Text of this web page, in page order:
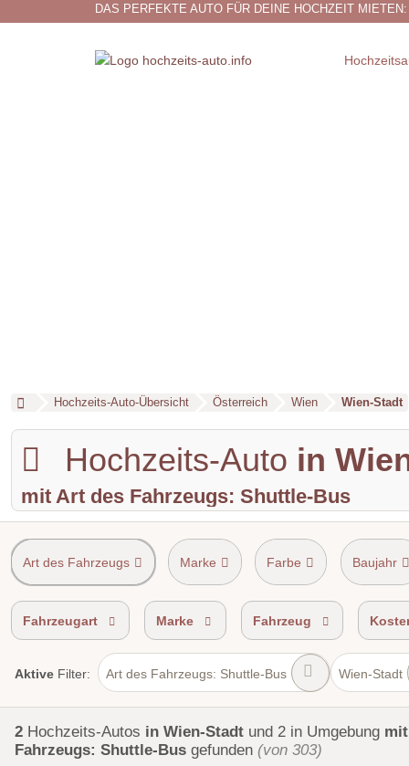
DAS PERFEKTE AUTO FÜR DEINE HOCHZEIT
Hochzeits-Auto-Übersicht Österreich Wien Wien-Stadt
Hochzeits-Auto in
mit Art des Fahrzeugs: Shuttle-Bus
Art des Fahrzeugs Marke Farbe Baujahr
Shuttle Service Einzugsgebiet
Fahrzeugart Marke Fahrzeug
Aktive Filter: Art des Fahrzeugs: Shuttle-Bus Wien-Stadt
2 Hochzeits-Autos in Wien-Stadt und 2 in Umgebung
Fahrzeugs: Shuttle-Bus gefunden (von 303)